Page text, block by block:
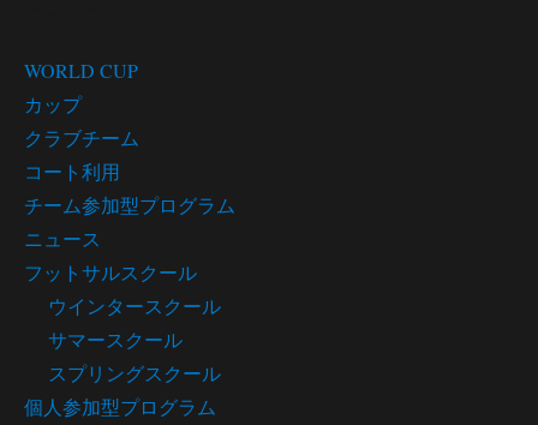
WORLD CUP
カップ
クラブチーム
コート利用
チーム参加型プログラム
ニュース
フットサルスクール
ウインタースクール
サマースクール
スプリングスクール
個人参加型プログラム